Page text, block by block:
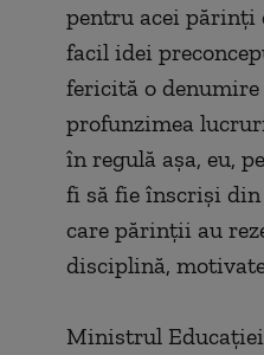
pentru acei părinţi
facil idei
fericită o
profunzimea
în regulă aşa, eu,
fi să fie înscrişi
care părinţii au
disciplină,
Ministrul Educaţiei